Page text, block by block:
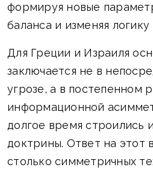
формируя новые
баланса и изменяя
Для Греции и Израиля
заключается не в
угрозе, а в постепенном
информационной
долгое время строились
доктрины. Ответ на этот
столько симметричных